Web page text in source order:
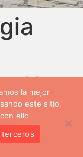
Van,
que reunió
la mejor
este sitio,
ello.
terceros